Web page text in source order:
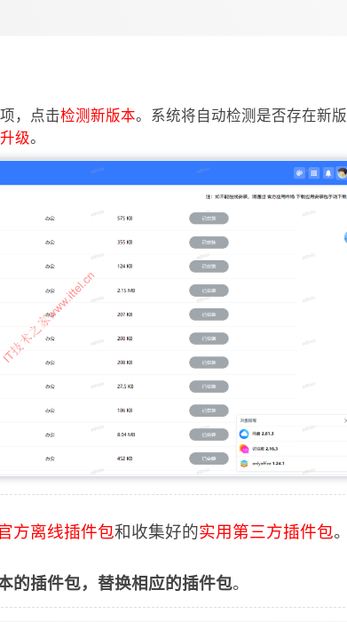
，点击检测新版本。系统将自动检测是否存在新版
级。
方离线插件包和收集好的实用第三方插件包。
的插件包，替换相应的插件包。